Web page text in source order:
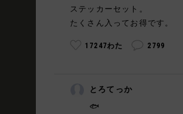
ステッカーセット。
たくさん入ってお得です。
17247わた 2799
とろてっか
🐟